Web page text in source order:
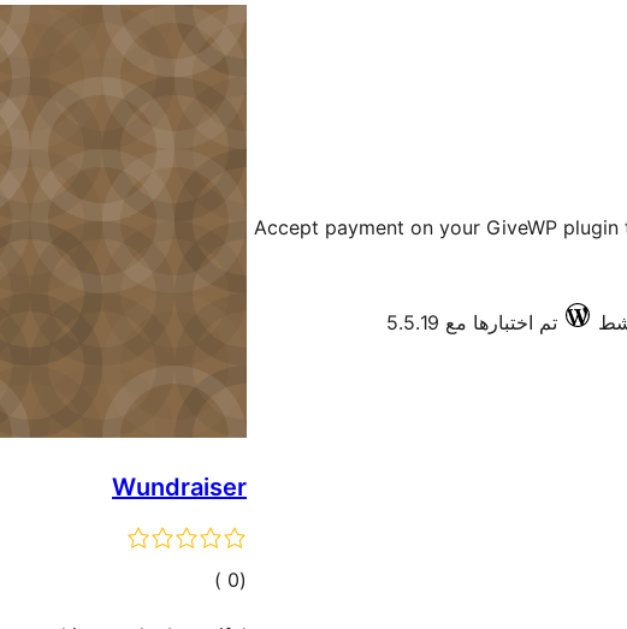
Accept payment on your GiveWP
تم اختبارها مع 5.5.19
Wundraiser
(0
إجمالي)